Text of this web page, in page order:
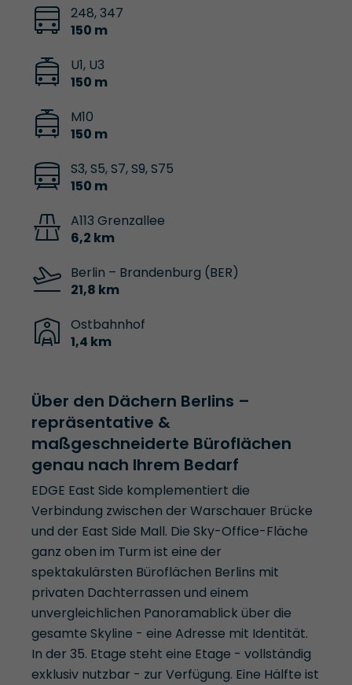
248, 347
150 m
U1, U3
150 m
M10
150 m
S3, S5, S7, S9, S75
150 m
A113 Grenzallee
6,2 km
Berlin – Brandenburg (BER)
21,8 km
Ostbahnhof
1,4 km
Über den Dächern Berlins –
repräsentative &
maßgeschneiderte Büroflächen
genau nach Ihrem Bedarf
EDGE East Side komplementiert die
Verbindung zwischen der Warschauer Brücke
und der East Side Mall. Die Sky-Office-Fläche
ganz oben im Turm ist eine der
spektakulärsten Büroflächen Berlins mit
privaten Dachterrassen und einem
unvergleichlichen Panoramablick über die
gesamte Skyline - eine Adresse mit Identität.
In der 35. Etage steht eine Etage - vollständig
exklusiv nutzbar - zur Verfügung. Eine Hälfte ist